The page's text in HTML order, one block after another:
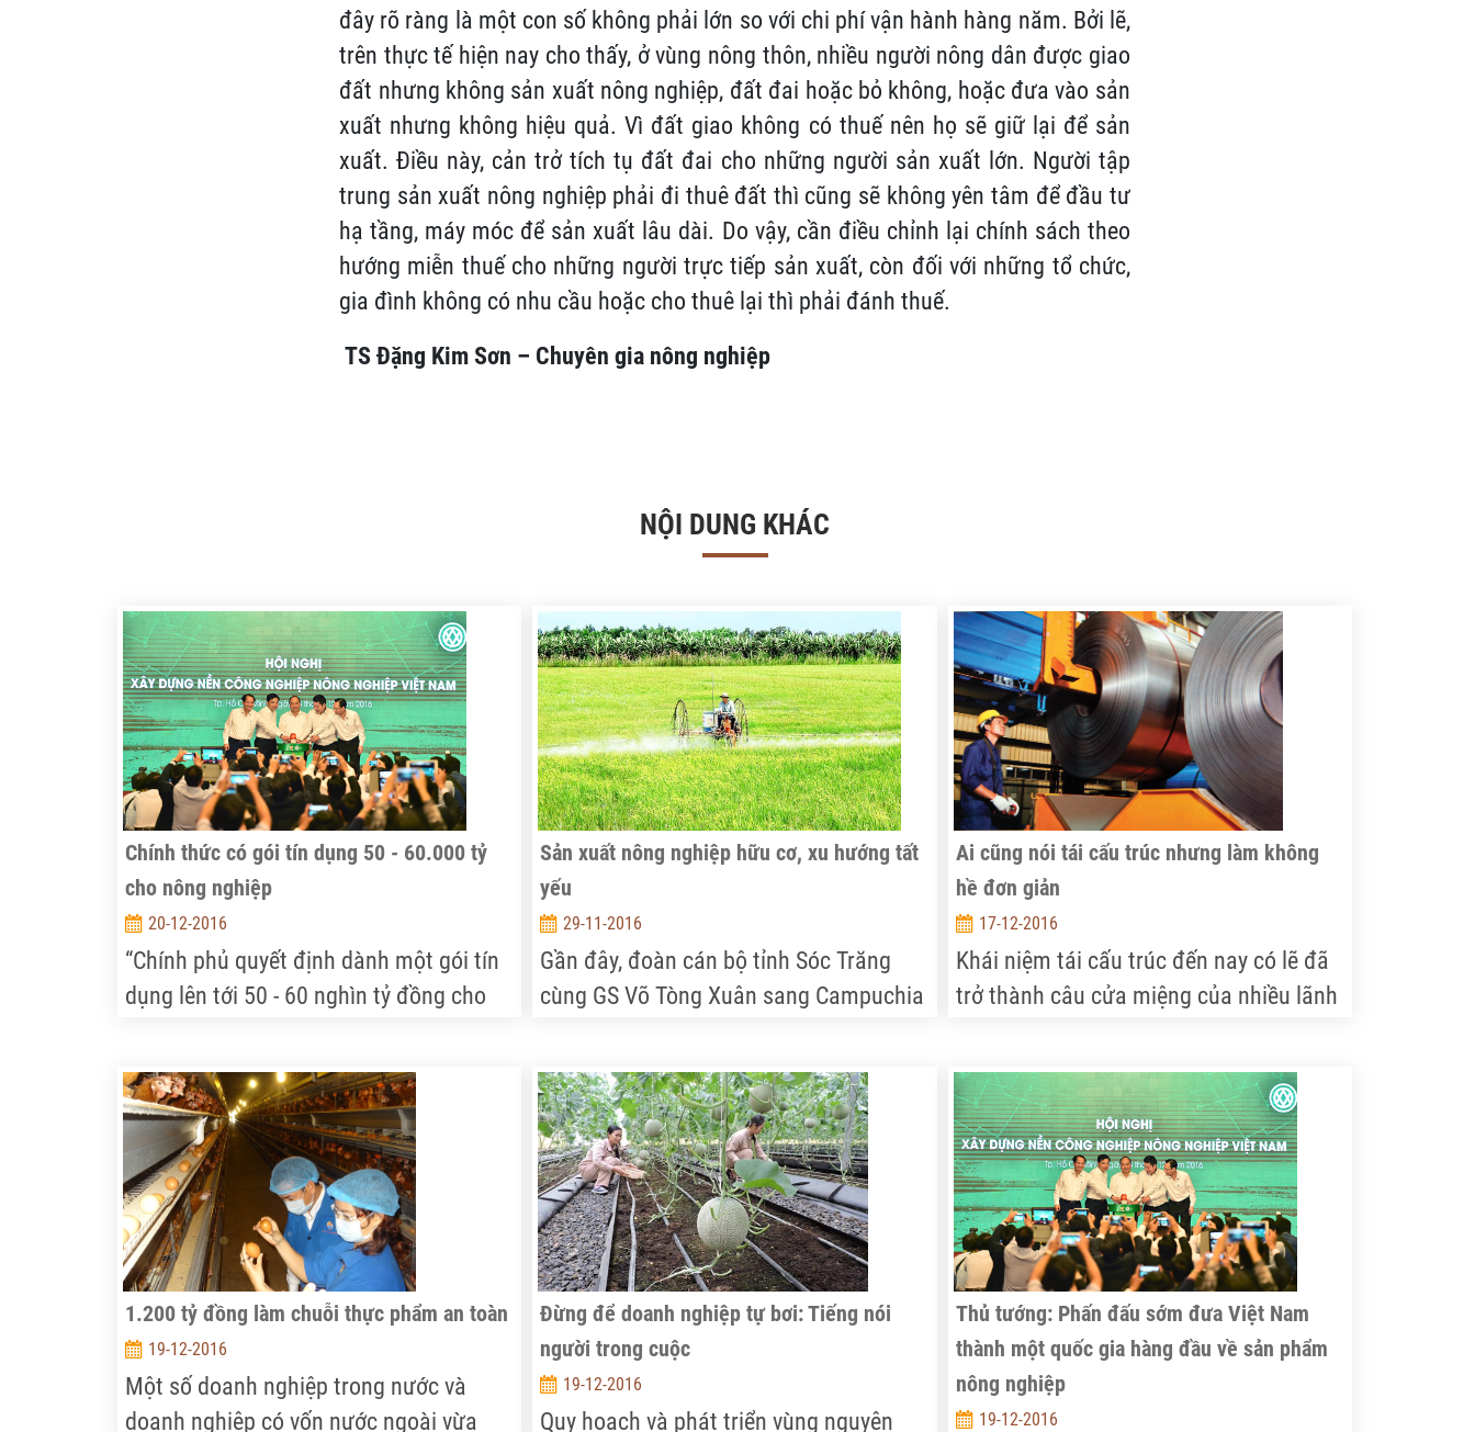
đây rõ ràng là một con số không phải lớn so với chi phí vận hành hàng năm. Bởi lẽ,
trên thực tế hiện nay cho thấy, ở vùng nông thôn, nhiều người nông dân được giao
đất nhưng không sản xuất nông nghiệp, đất đai hoặc bỏ không, hoặc đưa vào sản
xuất nhưng không hiệu quả. Vì đất giao không có thuế nên họ sẽ giữ lại để sản
xuất. Điều này, cản trở tích tụ đất đai cho những người sản xuất lớn. Người tập
trung sản xuất nông nghiệp phải đi thuê đất thì cũng sẽ không yên tâm để đầu tư
hạ tầng, máy móc để sản xuất lâu dài. Do vậy, cần điều chỉnh lại chính sách theo
hướng miễn thuế cho những người trực tiếp sản xuất, còn đối với những tổ chức,
gia đình không có nhu cầu hoặc cho thuê lại thì phải đánh thuế.
TS Đặng Kim Sơn – Chuyên gia nông nghiệp
NỘI DUNG KHÁC
Chính thức có gói tín dụng 50 - 60.000 tỷ
cho nông nghiệp
20-12-2016
“Chính phủ quyết định dành một gói tín
dụng lên tới 50 - 60 nghìn tỷ đồng cho
với cơ chế vay thuận lợi, thông thoáng
nhất”. Sẽ có nhiều ngân hàng thương
mại cùng được tham gia giải ngân gói
tín dụng nông nghiệp có quy mô khá lớn
này...
Sản xuất nông nghiệp hữu cơ, xu hướng tất
yếu
29-11-2016
Gần đây, đoàn cán bộ tỉnh Sóc Trăng
cùng GS Võ Tòng Xuân sang Campuchia
thương hiệu gạo của nước này. Sự việc
có vẻ lạ, gây bất ngờ cho nhiều người.
Ai cũng nói tái cấu trúc nhưng làm không
hề đơn giản
17-12-2016
Khái niệm tái cấu trúc đến nay có lẽ đã
trở thành câu cửa miệng của nhiều lãnh
như thế nào không hề đơn giản và nhiều
nơi không biết bắt đầu từ đâu.
1.200 tỷ đồng làm chuỗi thực phẩm an toàn
19-12-2016
Một số doanh nghiệp trong nước và
doanh nghiệp có vốn nước ngoài vừa
Đừng để doanh nghiệp tự bơi: Tiếng nói
người trong cuộc
19-12-2016
Quy hoạch và phát triển vùng nguyên
Thủ tướng: Phấn đấu sớm đưa Việt Nam
thành một quốc gia hàng đầu về sản phẩm
nông nghiệp
19-12-2016